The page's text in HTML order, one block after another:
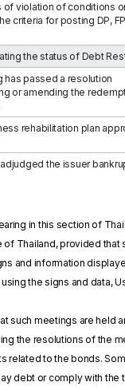
of violation of conditions
criteria for posting DP,
the status of Debt
has passed a resolution
or amending the
rehabilitation plan
the issuer
in this section of
Thailand, provided
and information
the signs and data,
such meetings are
the resolutions of the
to the bonds.
debt or comply with